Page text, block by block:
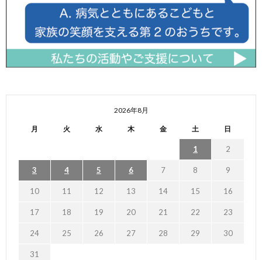
2026年8月
月 火 水 木 金 土 日
1 2
3 4 5 6 7 8 9
10 11 12 13 14 15 16
17 18 19 20 21 22 23
24 25 26 27 28 29 30
31